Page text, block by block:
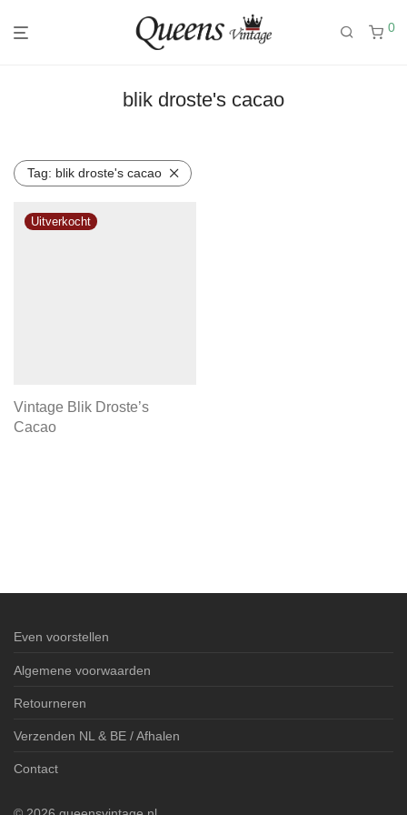
0
blik droste's cacao
Tag: blik droste's cacao
Vintage Blik Droste’s
Cacao
Even voorstellen
Algemene voorwaarden
Retourneren
Verzenden NL & BE / Afhalen
Contact